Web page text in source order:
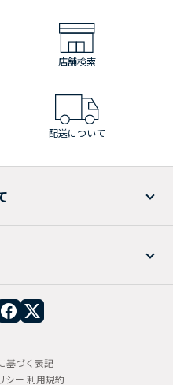
店舗検索
配送について
基づく表記
シー 利用規約